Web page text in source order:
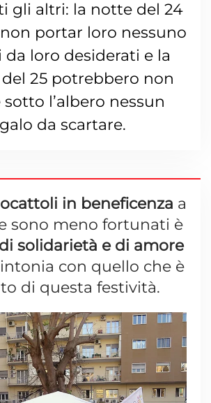
gli altri: la notte del 24
portar loro nessuno
da loro desiderati e la
25 potrebbero non
l’albero nessun
da scartare.
in beneficenza a
sono meno fortunati è
solidarietà e di amore
con quello che è
di questa festività.